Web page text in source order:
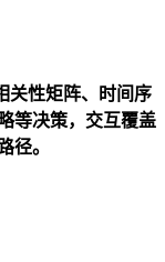
关性矩阵、
时间序
等决策，交互覆盖
径。